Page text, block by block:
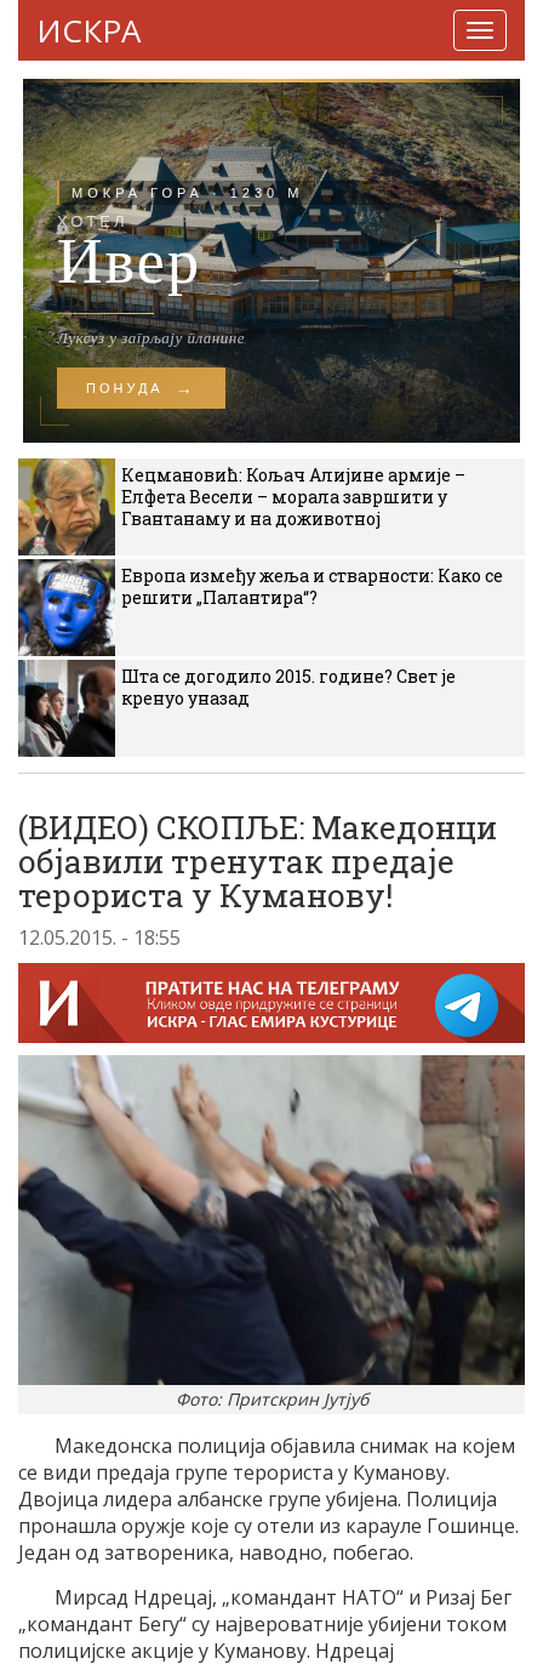
ИСКРА
Кецмановић: Кољач Алијине армије –
Елфета Весели – морала завршити у
Гвантанаму и на доживотној
Европа између жеља и стварности: Како се
решити „Палантира“?
Шта се догодило 2015. године? Свет је
кренуо уназад
(ВИДЕО) СКОПЉЕ: Македонци
објавили тренутак предаје
терориста у Куманову!
12.05.2015. - 18:55
Фото: Притскрин Јутјуб
Македонска полиција објавила снимак на којем
се види предаја групе терориста у Куманову.
Двојица лидера албанске групе убијена. Полиција
пронашла оружје које су отели из карауле Гошинце.
Један од затвореника, наводно, побегао.
Мирсад Ндрецај, „командант НАТО“ и Ризај Бег
„командант Бегу“ су највероватније убијени током
полицијске акције у Куманову. Ндрецај